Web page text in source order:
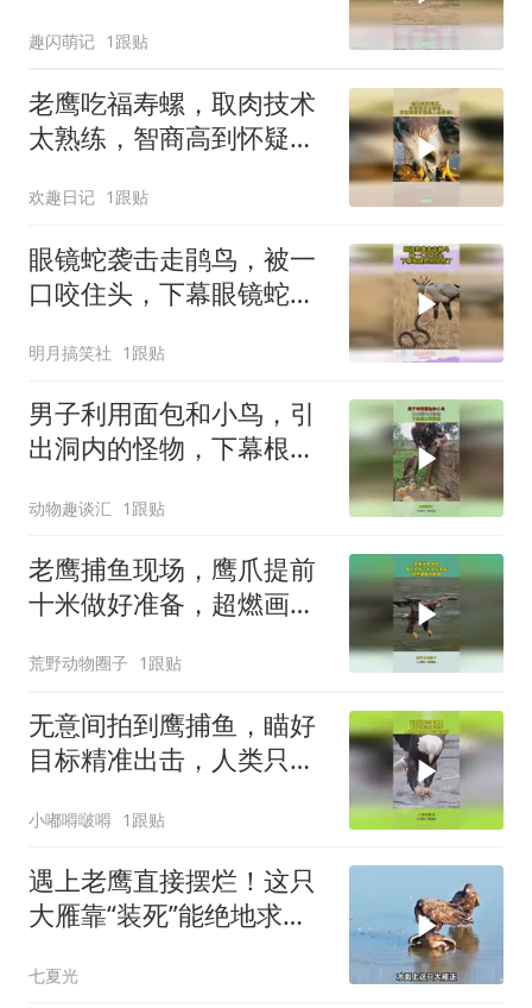
趣闪萌记 1跟贴
老鹰吃福寿螺，取肉技术
太熟练，智商高到怀疑是
欢趣日记 1跟贴
眼镜蛇袭击走鹃鸟，被一
口咬住头，下幕眼镜蛇彻
明月搞笑社 1跟贴
男子利用面包和小鸟，引
出洞内的怪物，下幕根本
动物趣谈汇 1跟贴
老鹰捕鱼现场，鹰爪提前
十米做好准备，超燃画面
荒野动物圈子 1跟贴
无意间拍到鹰捕鱼，瞄好
目标精准出击，人类只能
小嘟嘚啵嘚 1跟贴
遇上老鹰直接摆烂！这只
大雁靠“装死”能绝地求生
七夏光